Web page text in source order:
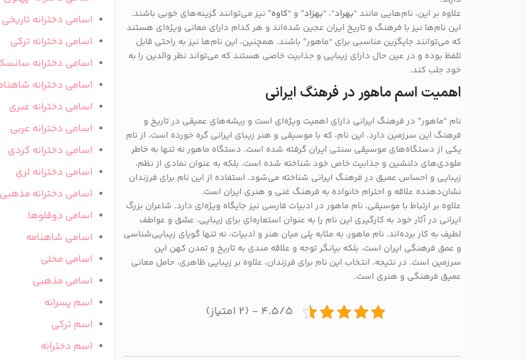
علاوه بر این، نام‌هایی مانند “بهراد“، “بهزاد” و “کاوه” نیز می‌توانند گزینه‌های خوبی باشند.
این نام‌ها نیز با فرهنگ و تاریخ ایران عجین شده‌اند و هر کدام دارای معانی ویژه‌ای هستند
که می‌توانند جایگزین مناسبی برای “ماهور” باشند. همچنین، این نام‌ها نیز به راحتی قابل
تلفظ بوده و در عین حال دارای زیبایی و جذابیت خاصی هستند که می‌تواند نظر والدین را به
خود جلب کند.
اهمیت اسم ماهور در فرهنگ ایرانی
نام “ماهور” در فرهنگ ایرانی دارای اهمیت ویژه‌ای است و ریشه‌های عمیقی در تاریخ و
فرهنگ این سرزمین دارد. این نام، که با موسیقی و هنر زیبای ایرانی گره خورده است، از نام
یکی از دستگاه‌های موسیقی سنتی ایران گرفته شده است. دستگاه ماهور نه تنها به خاطر
ملودی‌های دلنشین و جذابیت خاص خود شناخته شده است، بلکه به عنوان نمادی از نظم،
زیبایی و احساس عمیق در فرهنگ ایرانی شناخته می‌شود. استفاده از این نام برای فرزندان
نشان‌دهنده علاقه و احترام خانواده به فرهنگ غنی و هنری ایران است.
علاوه بر ارتباط با موسیقی، نام ماهور در ادبیات فارسی نیز جایگاه ویژه‌ای دارد. شاعران بزرگ
ایرانی در آثار خود به کارگیری این نام را به عنوان استعاره‌ای برای زیبایی، عشق و عواطف
لطیف به کار برده‌اند. نام ماهور، به مثابه پلی میان هنر و ادبیات، نه تنها گویای زیبایی‌شناسی
و عمق فرهنگی ایران است، بلکه بیانگر توجه و علاقه ‌مندی به تاریخ و تمدن کهن این
سرزمین است. در نتیجه، انتخاب این نام برای فرزندان، علاوه بر زیبایی ظاهری، حامل معانی
عمیق فرهنگی و هنری است.
۴.۵/۵ - (۲ امتیاز)
اسامی دخترانه تاریخی
اسامی دخترانه ترکی
اسامی دخترانه
اسامی دخترانه
اسامی دخترانه عبری
اسامی دخترانه عربی
اسامی دخترانه کردی
اسامی دخترانه لری
اسامی دخترانه مذهبی
اسامی دوقلوها
اسامی شاهنامه
اسامی محلی
اسامی مذهبی
اسم پسرانه
اسم ترکی
اسم دخترانه